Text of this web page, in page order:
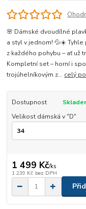
🌸 Dámské dvoudílné
a styl v jednom! 💦☀️
z každého pohybu – ať už
Kompletní set – horní i
trojúhelníkovým z... celý
Dostupnost
Velikost dámská v "D"
1 499 Kč/ks
1 239 Kč bez DPH